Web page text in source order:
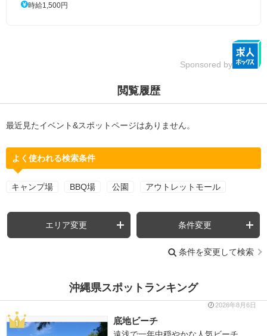
時給1,500円
Sponsored by
閲覧履歴
最近見たイベント&スポットページはありません。
よく使われる検索条件
キャンプ場 BBQ場 公園 アウトレットモール
エリア変更 条件変更
条件を変更して検索
沖縄県スポットランキング
2026年8月6日
底地ビーチ